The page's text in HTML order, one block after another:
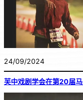
24/09/2024
芙中戏剧学会在第20届